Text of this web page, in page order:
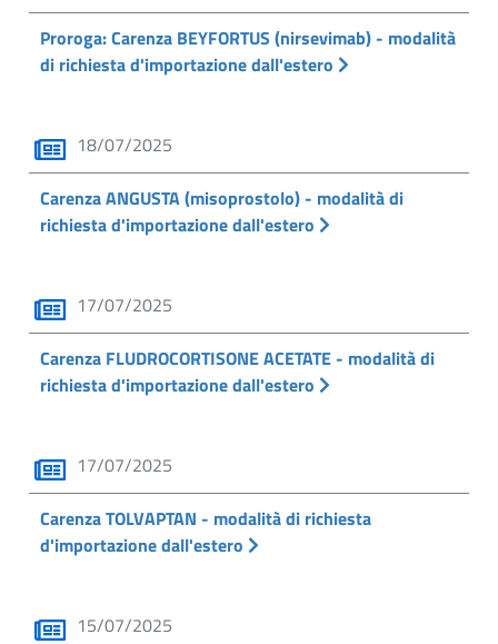
Proroga: Carenza BEYFORTUS (nirsevimab) - modalità
di richiesta d'importazione dall'estero
18/07/2025
Carenza ANGUSTA (misoprostolo) - modalità di
richiesta d'importazione dall'estero
17/07/2025
Carenza FLUDROCORTISONE ACETATE - modalità di
richiesta d'importazione dall'estero
17/07/2025
Carenza TOLVAPTAN - modalità di richiesta
d'importazione dall'estero
15/07/2025